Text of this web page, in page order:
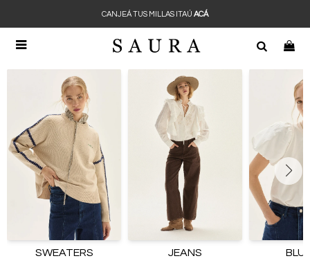

CANJEÁ TUS MILLAS ITAÚ ACÁ
SWEATERS JEANS